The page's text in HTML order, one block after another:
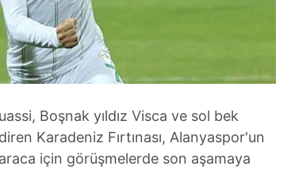
Boşnak yıldız Visca ve sol bek
Karadeniz Fırtınası, Alanyaspor'un
için görüşmelerde son aşamaya